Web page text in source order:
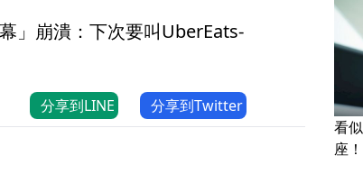
」崩潰：下次要叫UberEats-
分享到LINE 分享到Twitter
看
座